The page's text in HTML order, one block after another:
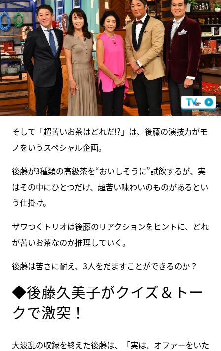
そして「超苦いお茶はどれだ!?」は、後藤の演技力がモ
ノをいうスペシャル企画。
後藤が3種類の高級茶を“おいしそうに”試飲するが、実
はその中にひとつだけ、超苦い味わいのものがあるとい
う仕掛け。
ザワつくトリオは後藤のリアクションをヒントに、どれ
が苦いお茶なのか推理していく。
後藤は苦さに耐え、3人をだますことができるのか？
◆後藤久美子がクイズ＆トー
クで激突！
大波乱の収録を終えた後藤は、「実は、オファーをいた